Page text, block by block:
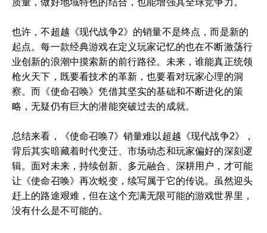
质量，做好地域特色的结合，也能增强其全球竞争力。
也许，不超越《现代战争2》的销量不是终点，而是新的
起点。每一款经典游戏在定义玩家记忆的也在不断激荡行
业创新的浪潮中摸索新的前行路径。未来，谁能真正统领
枪火天下，既要看技术的革新，也要看对玩家心理的洞
察。而《使命召唤》凭借其坚实的基础和不断进化的策
略，无疑仍有巨大的潜能突破过去的成就。
总结来看，《使命召唤7》销量难以超越《现代战争2》，
背后其实暗藏着时代变迁、市场动态和玩家偏好的深刻逻
辑。面对未来，持续创新、多元融合、深耕用户，才可能
让《使命召唤》再次蜕变，续写属于它的传说。虽然迎头
赶上的路途艰难，但在这个充满无限可能的游戏世界里，
没有什么是不可能的。